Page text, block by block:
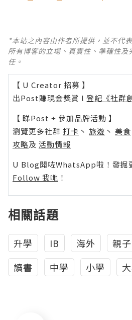
*本站之內容由作者所提供，並不代
所有博客的立場、真實性、準確性
任。
【 U Creator 招募 】
出Post賺現金獎賞 l 登記《社群
【 睇Post + 參加品牌活動 】
瀏覽更多社群 打卡 丶 旅遊 丶 美食
攻略及 活動情報
U Blog開咗WhatsApp啦！發掘
Follow 我哋 ！
相關話題
升學 IB 海外 親子
讀書
中學 小學